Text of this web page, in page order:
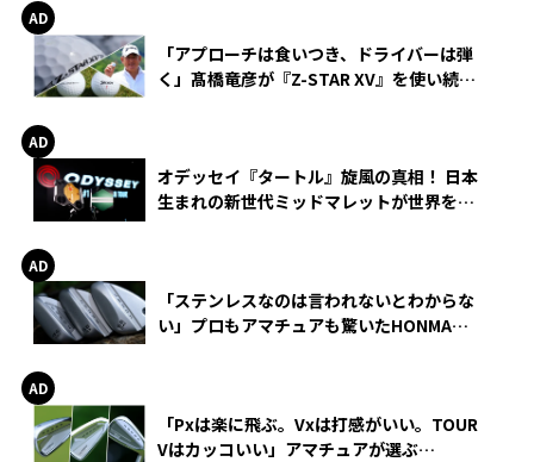
「アプローチは食いつき、ドライバーは弾
く」髙橋竜彦が『Z-STAR XV』を使い続け
オデッセイ『タートル』旋風の真相！ 日本
生まれの新世代ミッドマレットが世界を席
「ステンレスなのは言われないとわからな
い」プロもアマチュアも驚いたHONMA
「Pxは楽に飛ぶ。Vxは打感がいい。TOUR
Vはカッコいい」アマチュアが選ぶ